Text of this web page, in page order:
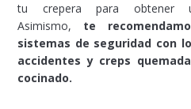
tu crepera para obtener
Asimismo, te
sistemas de seguridad con
accidentes y creps
cocinado.